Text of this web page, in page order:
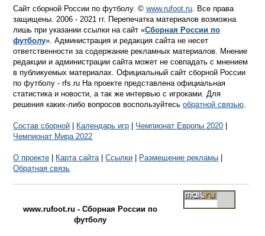
Сайт сборной России по футболу. ©www.rufoot.ru. Все права
защищены. 2006 - 2021 гг. Перепечатка материалов возможна
лишь при указании ссылки на сайт «Сборная России по
футболу». Администрация и редакция сайта не несет
ответственности за содержание рекламных материалов. Мнение
редакции и администрации сайта может не совпадать с мнением
в публикуемых материалах. Официальный сайт сборной России
по футболу - rfs.ru На проекте представлена официальная
статистика и новости, а так же интервью с игроками. Для
решения каких-либо вопросов воспользуйтесьобратной связью.
Состав сборной Календарь игр Чемпионат Европы 2020
Чемпионат Мира 2022
О проекте Карта сайта|Ссылки Размещение рекламы
Обратная связь
www.rufoot.ru - Сборная России по
футболу